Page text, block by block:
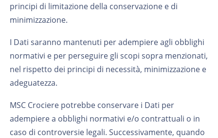
principi di limitazione della conservazione e di
minimizzazione.
I Dati saranno mantenuti per adempiere agli obblighi
normativi e per perseguire gli scopi sopra menzionati,
nel rispetto dei principi di necessità, minimizzazione e
adeguatezza.
MSC Crociere potrebbe conservare i Dati per
adempiere a obblighi normativi e/o contrattuali o in
caso di controversie legali. Successivamente, quando